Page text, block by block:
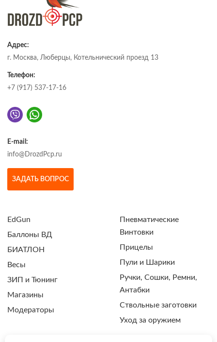
Адрес:
г. Москва, Люберцы, Котельнический проезд 13
Телефон:
+7 (917) 537-17-16
E-mail:
info@DrozdPcp.ru
ЗАДАТЬ ВОПРОС
EdGun
Баллоны ВД
БИАТЛОН
Весы
ЗИП и Тюнинг
Магазины
Модераторы
Пневматические
Винтовки
Прицелы
Пули и Шарики
Ручки, Сошки, Ремни,
Антабки
Ствольные заготовки
Уход за оружием